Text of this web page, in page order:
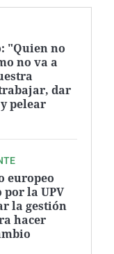
"Quien no
no va a
dar
pelear
europeo
la UPV
la gestión
hacer